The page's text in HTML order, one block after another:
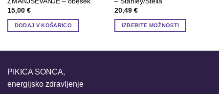
15,00 €
DODAJ V KOŠARICO
20,49 €
IZBERITE MOŽNOSTI
PIKICA SONCA,
energijsko zdravljenje